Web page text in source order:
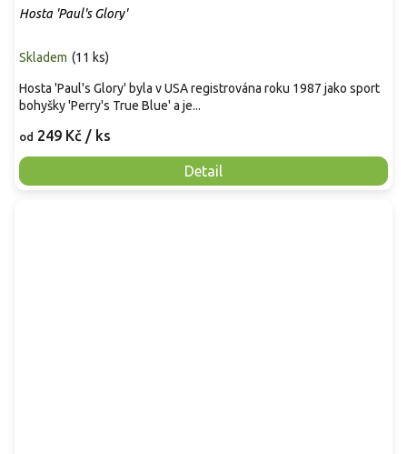
Hosta 'Paul's Glory'
Skladem (11 ks)
od 249 Kč / ks
Detail
Hosta 'Paul's Glory' byla v USA registrována roku 1987 jako sport
bohyšky 'Perry's True Blue' a je...